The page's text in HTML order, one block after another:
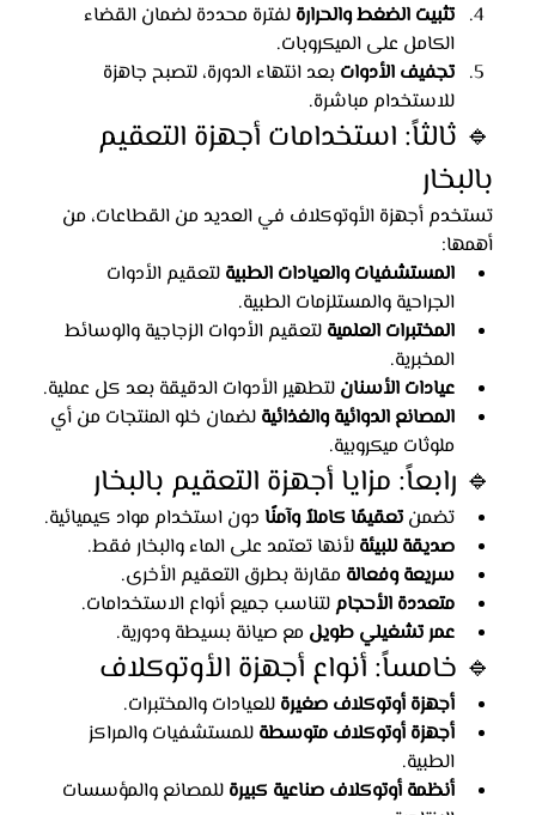
تثبيت الضغط والحرارة لفترة محددة لضمان القضاء
الكامل على الميكروبات.
تجفيف الأدوات بعد انتهاء الدورة، لتصبح جاهزة
للاستخدام مباشرة.
🔹 ثالثاً: استخدامات أجهزة التعقيم
بالبخار
تستخدم أجهزة الأوتوكلاف في العديد من القطاعات، من
أهمها:
المستشفيات والعيادات الطبية لتعقيم الأدوات
الجراحية والمستلزمات الطبية.
المختبرات العلمية لتعقيم الأدوات الزجاجية والوسائط
المخبرية.
عيادات الأسنان لتطهير الأدوات الدقيقة بعد كل عملية.
المصانع الدوائية والغذائية لضمان خلو المنتجات من أي
ملوثات ميكروبية.
🔹 رابعاً: مزايا أجهزة التعقيم بالبخار
تضمن تعقيمًا كاملاً وآمنًا دون استخدام مواد كيميائية.
صديقة للبيئة لأنها تعتمد على الماء والبخار فقط.
سريعة وفعالة مقارنة بطرق التعقيم الأخرى.
متعددة الأحجام لتناسب جميع أنواع الاستخدامات.
عمر تشغيلي طويل مع صيانة بسيطة ودورية.
🔹 خامساً: أنواع أجهزة الأوتوكلاف
أجهزة أوتوكلاف صغيرة للعيادات والمختبرات.
أجهزة أوتوكلاف متوسطة للمستشفيات والمراكز
الطبية.
أنظمة أوتوكلاف صناعية كبيرة للمصانع والمؤسسات